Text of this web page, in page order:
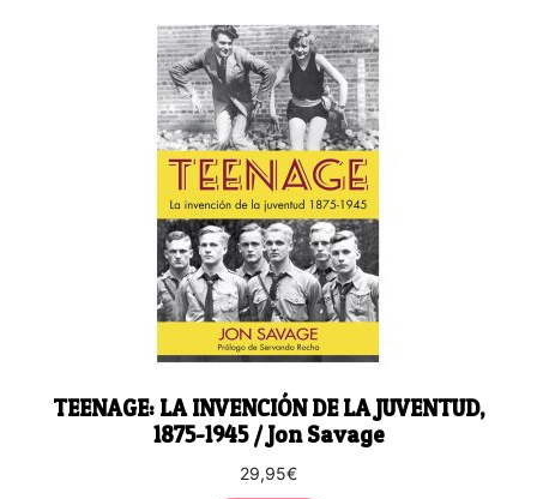
TEENAGE: LA INVENCIÓN DE LA JUVENTUD,
1875-1945 / Jon Savage
29,95€